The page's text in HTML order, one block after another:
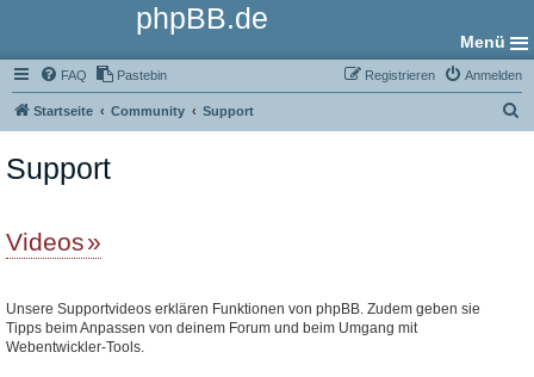
phpBB.de
Menü
FAQ Pastebin Anmelden
Registrieren
Startseite Community Support
Support
Videos
Unsere Supportvideos erklären Funktionen von phpBB. Zudem geben sie
Tipps beim Anpassen von deinem Forum und beim Umgang mit
Webentwickler-Tools.